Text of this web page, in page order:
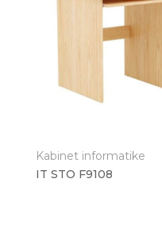
Kabinet informatike
IT STO F9108